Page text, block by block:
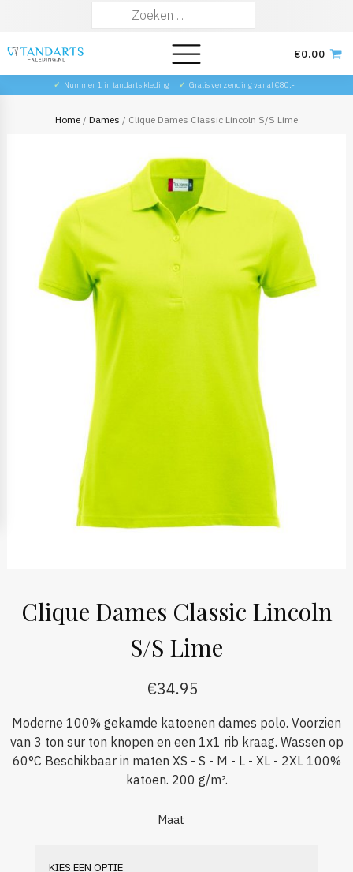
€0.00
✓ Nummer 1 in tandarts kleding ✓ Gratis verzending vanaf €80,-
Home / Dames / Clique Dames Classic Lincoln S/S Lime
Clique Dames Classic Lincoln
S/S Lime
€34.95
Moderne 100% gekamde katoenen dames polo. Voorzien
van 3 ton sur ton knopen en een 1x1 rib kraag. Wassen op
60°C Beschikbaar in maten XS - S - M - L - XL - 2XL 100%
katoen. 200 g/m².
Maat